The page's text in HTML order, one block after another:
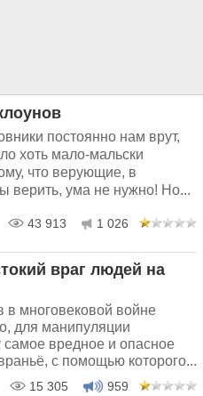
постоянно нам врут,
хоть мало-мальски
что верующие, в
верить, ума не нужно! Но...
43 913 1 026
враг людей на
в многовековой войне
для манипуляции
вредное и опасное
с помощью которого...
15 305 959